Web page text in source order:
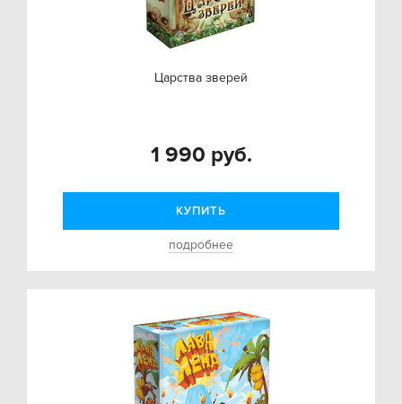
Царства зверей
1 990 руб.
КУПИТЬ
подробнее